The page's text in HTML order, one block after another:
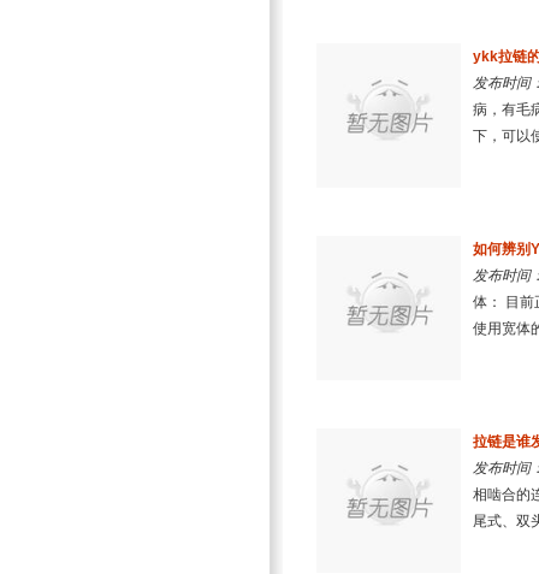
ykk拉链
发布时间
病，有毛
下，可以
如何辨别
发布时间
体： 目前
使用宽体
拉链是谁
发布时间
相啮合的
尾式、双